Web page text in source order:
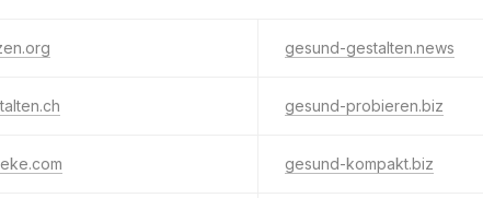
gesund-gestalten.news
gesund-probieren.biz
gesund-kompakt.biz